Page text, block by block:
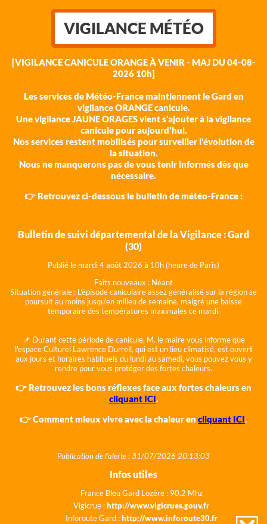
VIGILANCE MÉTÉO
[VIGILANCE CANICULE ORANGE À VENIR - MAJ DU 04-08-
2026 10h]
Les services de Météo-France maintiennent le Gard en
vigilance ORANGE canicule.
Une vigilance JAUNE ORAGES vient s'ajouter à la vigilance
canicule pour aujourd'hui.
Nos services restent mobilisés pour surveiller l'évolution de
la situation.
Nous ne manquerons pas de vous tenir informés dès que
nécessaire.
👉 Retrouvez ci-dessous le bulletin de météo-France :
Bulletin de suivi départemental de la Vigilance : Gard
(30)
Publié le mardi 4 août 2026 à 10h (heure de Paris)
Faits nouveaux : Néant
Situation générale : L'épisode caniculaire assez généralisé sur la région se
poursuit au moins jusqu'en milieu de semaine, malgré une baisse
temporaire des températures maximales ce mardi.
📌 Durant cette période de canicule, M. le maire vous informe que
l'espace Culturel Lawrence Durrell, qui est un lieu climatisé, est ouvert
aux jours et horaires habituels du lundi au samedi, vous pouvez vous y
rendre pour vous protéger des fortes chaleurs.
👉 Retrouvez les bons réflexes face aux fortes chaleurs en
cliquant ICI.
👉 Comment mieux vivre avec la chaleur en cliquant ICI.
Publication de l'alerte : 31/07/2026 20:13:03
Infos utiles
France Bleu Gard Lozère : 90.2 Mhz
Vigicrue :http://www.vigicrues.gouv.fr
Inforoute Gard :http://www.inforoute30.fr